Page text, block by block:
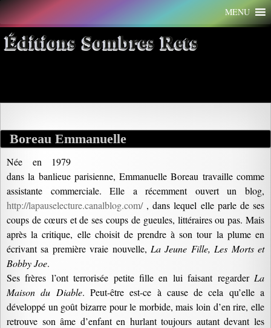
Aller
au
contenu
MENU
Éditions Sombres Rets
Archives par mot-clé : adversité
Boreau Emmanuelle
Née en 1979
dans la banlieue parisienne, Emmanuelle Boreau travaille comme
assistante commerciale. Elle a récemment ouvert un blog,
http://lapauselecture.canalblog.com/, dans lequel elle parle de ses
coups de cœurs et de ses coups de gueules, littéraires ou pas. Mais
après la critique, elle choisit de prendre à son tour la plume en
écrivant sa première vraie nouvelle, La Jeune Fille, Les Morts et
Bobby Joe.
Ses frères l’ont terrorisée petite fille en lui faisant regarder La
Maison du Diable. Peut-être est-ce à cause de cela qu’elle a
développé un goût bizarre pour le morbide, mais loin d’en rire, elle
retrouve son âme d’enfant en hurlant toujours autant devant les